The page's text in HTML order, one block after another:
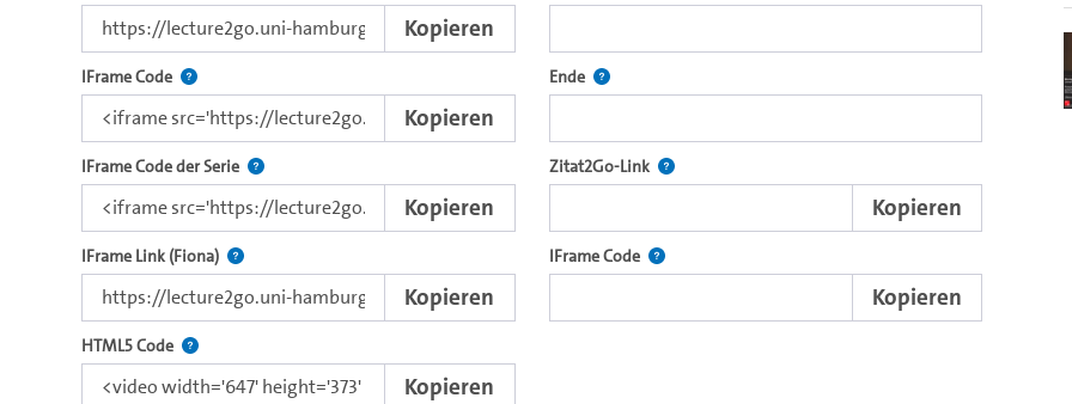
Kopieren
IFrame Code Nutzen Sie diesen Code, um das Video mit dem Lecture2Go-Videoplayer einzubetten.
Kopieren
IFrame Code der Serie Nutzen Sie diesen Code, um das Video und die komplette Serie mit dem Lecture2Go-Videoplayer einzubetten.
Kopieren
IFrame Link (Fiona) Direkter iFrame-Link zur Weitergabe an externe Web-Applikationen.
Kopieren
HTML5 Code Nutzen Sie diesen Code, um das Video mit dem browsereigenen Video-Player einzubetten (HTML5).
Kopieren
Ende Definiert den Endpunkt für Zitat2Go. Bitte in das Feld klicken, um
Zitat2Go-Link Nach der Auswahl eines Start- und Endpunktes verweist
Kopieren
IFrame Code Nutzen Sie diesen Code, um den Auschnitt des Videos mit
Kopieren